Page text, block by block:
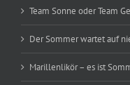
Team Sonne oder Team
Der Sommer wartet auf
Marillenlikör – es ist